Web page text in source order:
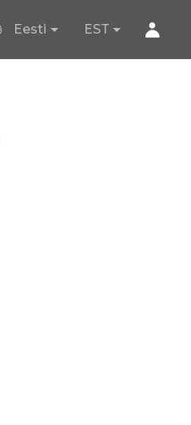
Eesti EST